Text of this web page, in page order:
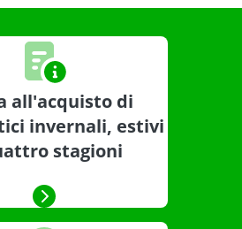
all'acquisto di
invernali, estivi
stagioni